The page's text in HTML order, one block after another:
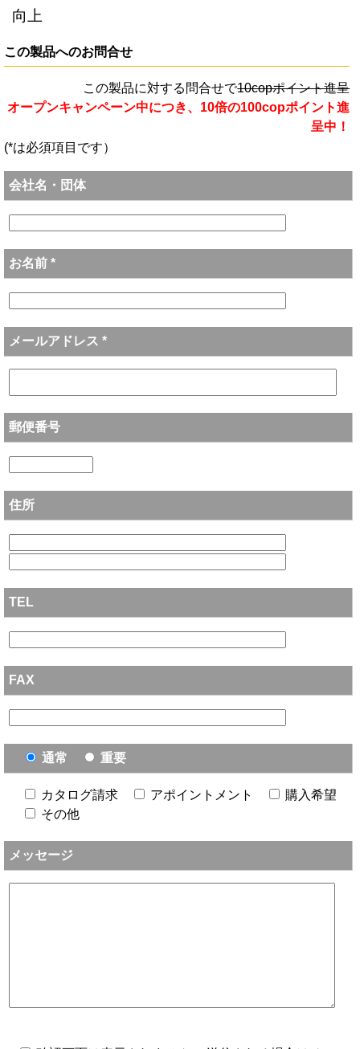
向上
この製品へのお問合せ
この製品に対する問合せで10copポイント進呈
オープンキャンペーン中につき、10倍の100copポイント進
呈中！
(*は必須項目です）
会社名・団体
お名前 *
メールアドレス *
郵便番号
住所
TEL
FAX
通常 重要
カタログ請求 アポイントメント
購入希望
その他
メッセージ